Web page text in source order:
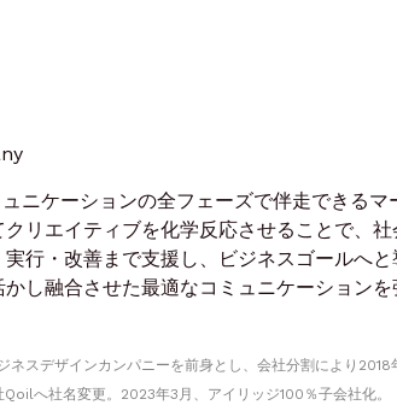
ニケーションの全フェーズで伴走できるマ
リエイティブを化学反応させることで、社
行・改善まで支援し、ビジネスゴールへと
し融合させた最適なコミュニケーションを
スデザインカンパニーを前身とし、会社分割により2018
へ社名変更。2023年3月、アイリッジ100％子会社化。